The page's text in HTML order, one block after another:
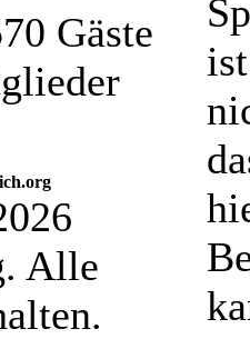
Gäste
Alle